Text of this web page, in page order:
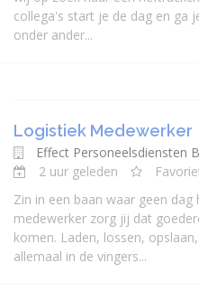
collega's start je de dag en ga
onder ander...
Logistiek Medewerker
Effect Personeelsdiensten
2 uur geleden
Zin in een baan waar geen dag
medewerker zorg jij dat
komen. Laden, lossen,
allemaal in de vingers...